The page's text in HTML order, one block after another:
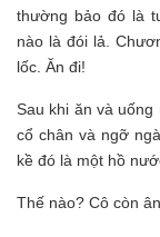
thường bảo đó là
nào là đói lả.
lốc. Ăn đi!
Sau khi ăn và
cổ chân và ngỡ
kề đó là một hồ
Thế nào? Cô còn